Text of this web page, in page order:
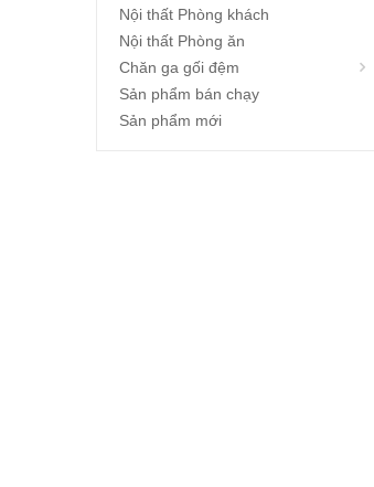
Nội thất Phòng khách
Nội thất Phòng ăn
Chăn ga gối đệm
Sản phẩm bán chạy
Sản phẩm mới